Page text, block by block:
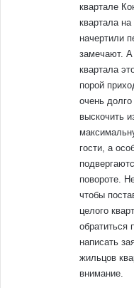
квартале
квартала
начертили
замечают.
квартала
порой
очень
выскочить
гости, а
повороте.
чтобы
целого
обратиться
написать
жильцов
внимание.